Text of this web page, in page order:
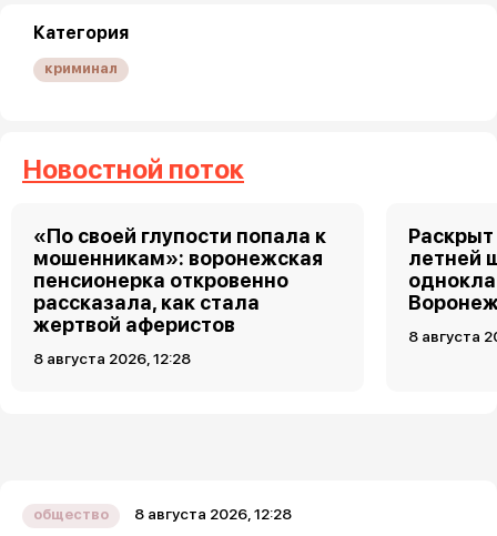
Категория
криминал
Новостной поток
«По своей глупости попала к
мошенникам»: воронежская
пенсионерка откровенно
рассказала, как стала
жертвой аферистов
8 августа 2026, 12:28
летней
8 августа
общество 8 августа 2026, 12:28